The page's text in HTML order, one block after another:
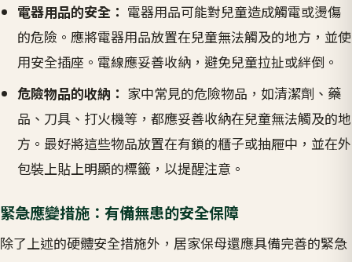
電器用品的安全： 電器用品可能對兒童造成觸電或燙傷
的危險。應將電器用品放置在兒童無法觸及的地方，並使
用安全插座。電線應妥善收納，避免兒童拉扯或絆倒。
危險物品的收納： 家中常見的危險物品，如清潔劑、藥
品、刀具、打火機等，都應妥善收納在兒童無法觸及的地
方。最好將這些物品放置在有鎖的櫃子或抽屜中，並在外
包裝上貼上明顯的標籤，以提醒注意。
緊急應變措施：有備無患的安全保障
除了上述的硬體安全措施外，居家保母還應具備完善的緊急